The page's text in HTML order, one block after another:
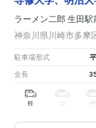
ラーメン二郎 生田駅
神奈川県川崎市多摩
駐車場形式
全長
軽 中